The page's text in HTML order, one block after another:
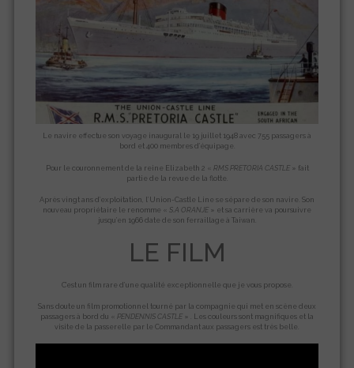
Le navire effectue son voyage inaugural le 19 juillet 1948 avec 755 passagers à
bord et 400 membres d’équipage.
Pour le couronnement de la reine Elizabeth 2 « RMS PRETORIA CASTLE» fait
partie de la revue de la flotte.
Après vingt ans d’exploitation, l’Union-Castle Line se sépare de son navire. Son
nouveau propriétaire le renomme « S.A ORANJE » et sa carrière va poursuivre
jusqu’en 1966 date de son ferraillage à Taiwan.
LE FILM
C’est un film rare d’une qualité exceptionnelle que je vous propose.
Sans doute un film promotionnel tourné par la compagnie qui met en scène deux
passagers à bord du « PENDENNIS CASTLE » . Les couleurs sont magnifiques et la
visite de la passerelle par le Commandant aux passagers est très belle.